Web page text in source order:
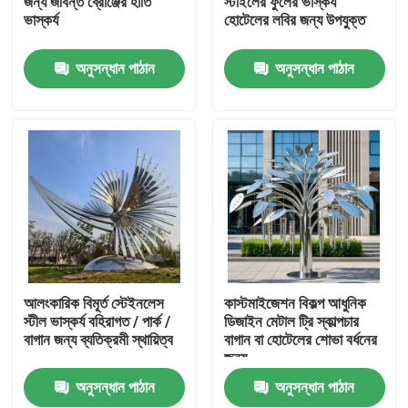
কারখানা ভ্রমণ
যোগাযোগ করুন
খবর
উদ্ধৃতির জন্য আবেদন
আলংকারিক মেটালওয়ার্ক
আলংকারিক ধাতু ভাস্কর্য
ভাস্কর্য
অনুসন্ধান পাঠান
হোটেলের লবির জন্য উপযুক্ত
অনুসন্ধান পাঠান
আলংকারিক বিমূর্ত স্টেইনলেস
স্টীল ভাস্কর্য বহিরাগত / পার্ক /
বাগান জন্য ব্যতিক্রমী স্থায়িত্ব
অনুসন্ধান পাঠান
কাস্টমাইজেশন বিকল্প আধুনিক
ডিজাইন মেটাল ট্রি স্কাল্পচার
বাগান বা হোটেলের শোভা বর্ধনের
জন্য
অনুসন্ধান পাঠান